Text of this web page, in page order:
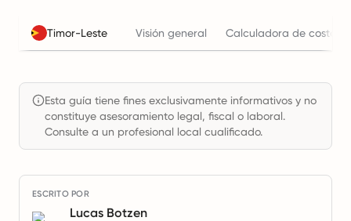
Timor-Leste Visión general Calculadora de costos
Esta guía tiene fines exclusivamente informativos y no
constituye asesoramiento legal, fiscal o laboral.
Consulte a un profesional local cualificado.
ESCRITO POR
Lucas Botzen